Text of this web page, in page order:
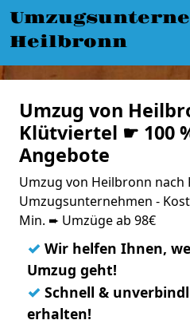
Heilbronn
Umzug von
Klütviertel ☛ 100
Angebote
Umzug von Heilbronn nach
Umzugsunternehmen -
Min. ➨ Umzüge ab 98€
✓ Wir helfen Ihnen,
Umzug geht!
✓ Schnell &
erhalten!